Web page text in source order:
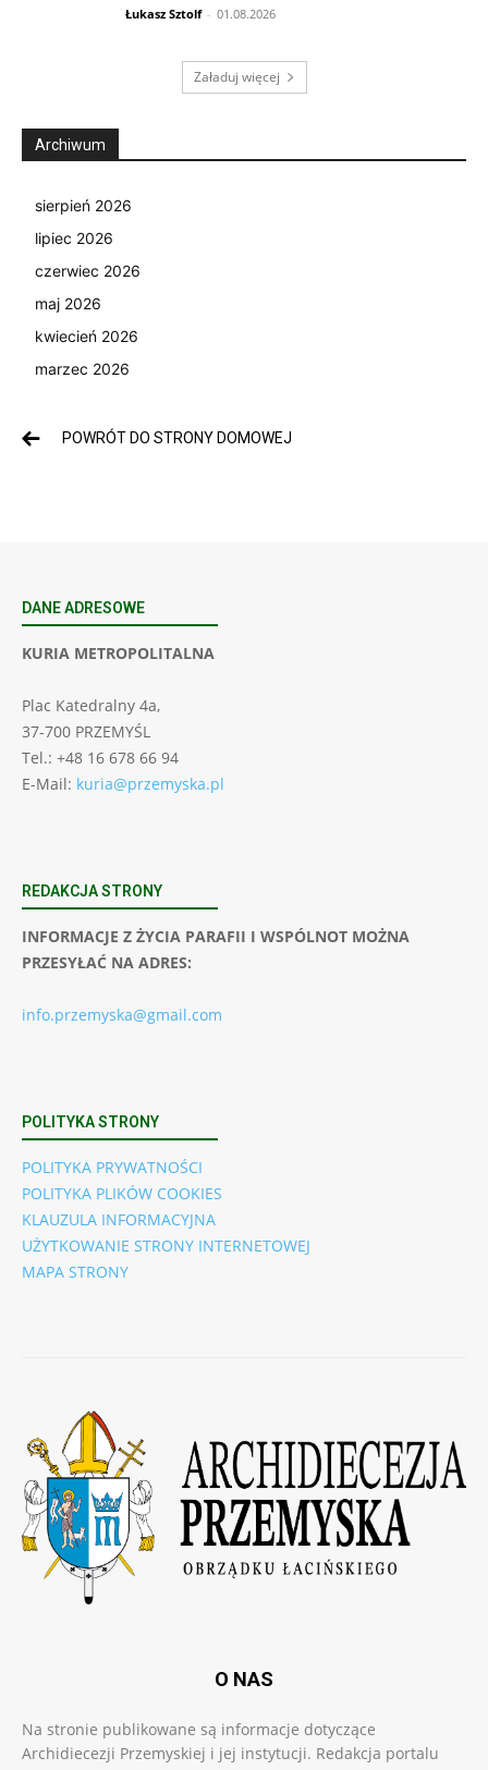
Łukasz Sztolf - 01.08.2026
Załaduj więcej
Archiwum
sierpień 2026
lipiec 2026
czerwiec 2026
maj 2026
kwiecień 2026
marzec 2026
POWRÓT DO STRONY DOMOWEJ
DANE ADRESOWE
KURIA METROPOLITALNA
Plac Katedralny 4a,
37-700 PRZEMYŚL
Tel.: +48 16 678 66 94
E-Mail: kuria@przemyska.pl
REDAKCJA STRONY
INFORMACJE Z ŻYCIA PARAFII I WSPÓLNOT MOŻNA
PRZESYŁAĆ NA ADRES:
info.przemyska@gmail.com
POLITYKA STRONY
POLITYKA PRYWATNOŚCI
POLITYKA PLIKÓW COOKIES
KLAUZULA INFORMACYJNA
UŻYTKOWANIE STRONY INTERNETOWEJ
MAPA STRONY
O NAS
Na stronie publikowane są informacje dotyczące
Archidiecezji Przemyskiej i jej instytucji. Redakcja portalu